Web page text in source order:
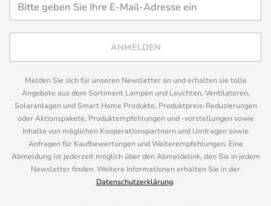
ANMELDEN
Melden Sie sich für unseren Newsletter an und erhalten sie tolle
Angebote aus dem Sortiment Lampen und Leuchten, Ventilatoren,
Solaranlagen und Smart Home Produkte, Produktpreis-Reduzierungen
oder Aktionspakete, Produktempfehlungen und -vorstellungen sowie
Inhalte von möglichen Kooperationspartnern und Umfragen sowie
Anfragen für Kaufbewertungen und Weiterempfehlungen. Eine
Abmeldung ist jederzeit möglich über den Abmeldelink, den Sie in jedem
Newsletter finden. Weitere Informationen erhalten Sie in der
Datenschutzerklärung.